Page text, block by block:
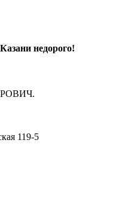
недорого!
119-5